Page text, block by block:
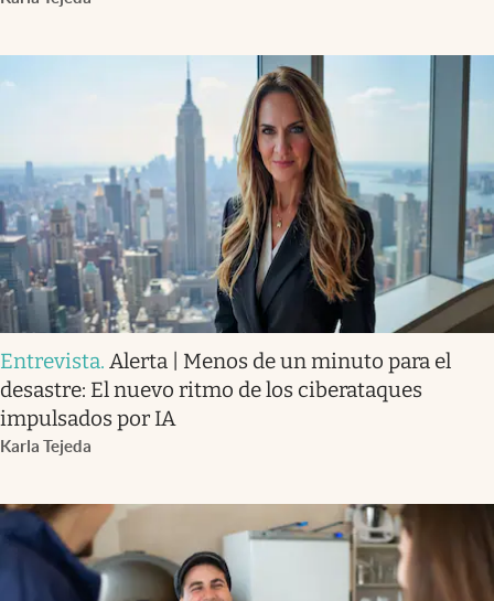
Entrevista. Alerta | Menos de un minuto para el
desastre: El nuevo ritmo de los ciberataques
impulsados por IA
Karla Tejeda